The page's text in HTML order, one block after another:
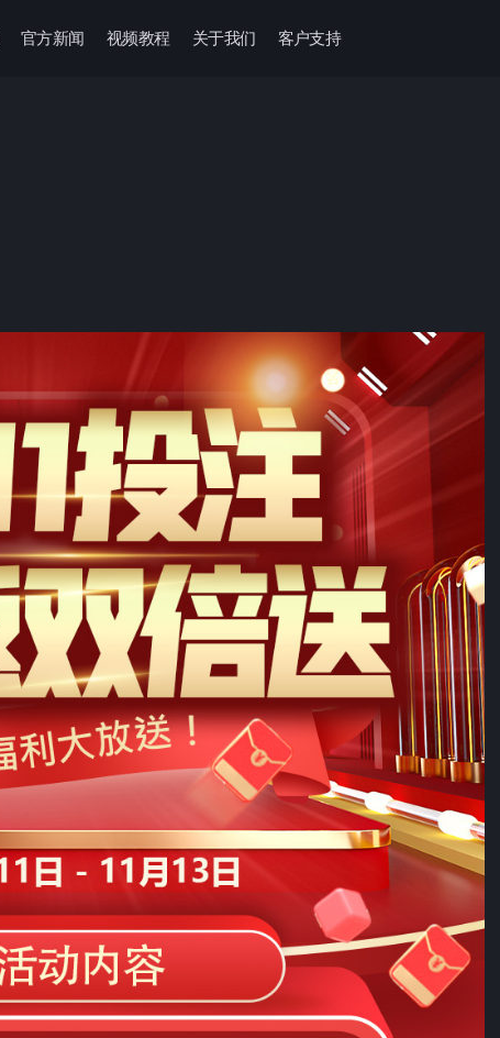
官方新闻 视频教程 关于我们 客户支持